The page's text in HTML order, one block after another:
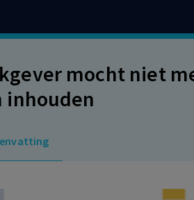
mocht niet
inhouden